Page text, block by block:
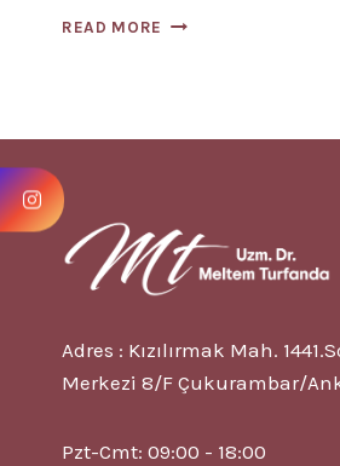
READ MORE İLAÇ
Adres : Kızılırmak Mah.
Merkezi 8/F Çukurambar/
Pzt-Cmt: 09:00 - 18:00